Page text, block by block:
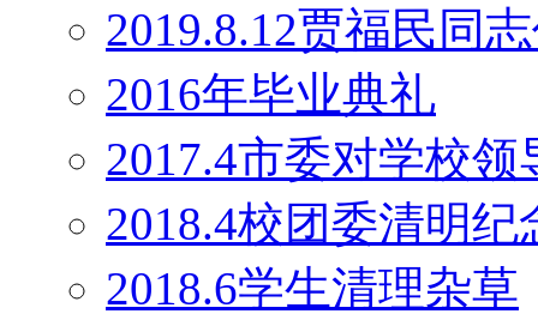
2019.8.12贾福民同
2016年毕业典礼
2017.4市委对学校
2018.4校团委清明纪
2018.6学生清理杂草